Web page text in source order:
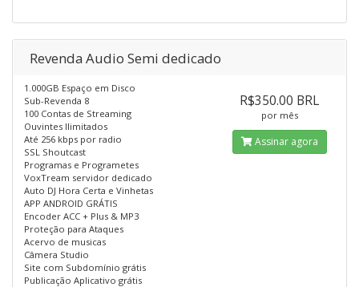
Revenda Audio Semi dedicado
1.000GB Espaço em Disco
Sub-Revenda 8
100 Contas de Streaming
Ouvintes Ilimitados
Até 256 kbps por radio
SSL Shoutcast
Programas e Programetes
VoxTream servidor dedicado
Auto DJ Hora Certa e Vinhetas
APP ANDROID GRÁTIS
Encoder ACC + Plus & MP3
Proteção para Ataques
Acervo de musicas
Câmera Studio
Site com Subdomínio grátis
Publicação Aplicativo grátis
R$350.00 BRL
por mês
Assinar agora